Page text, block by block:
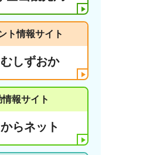
ト情報サイト
しずおか
報サイト
らネット